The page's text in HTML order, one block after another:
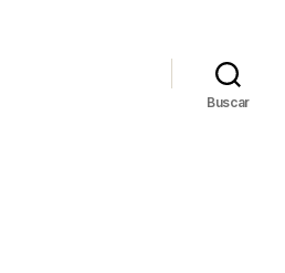
Buscar